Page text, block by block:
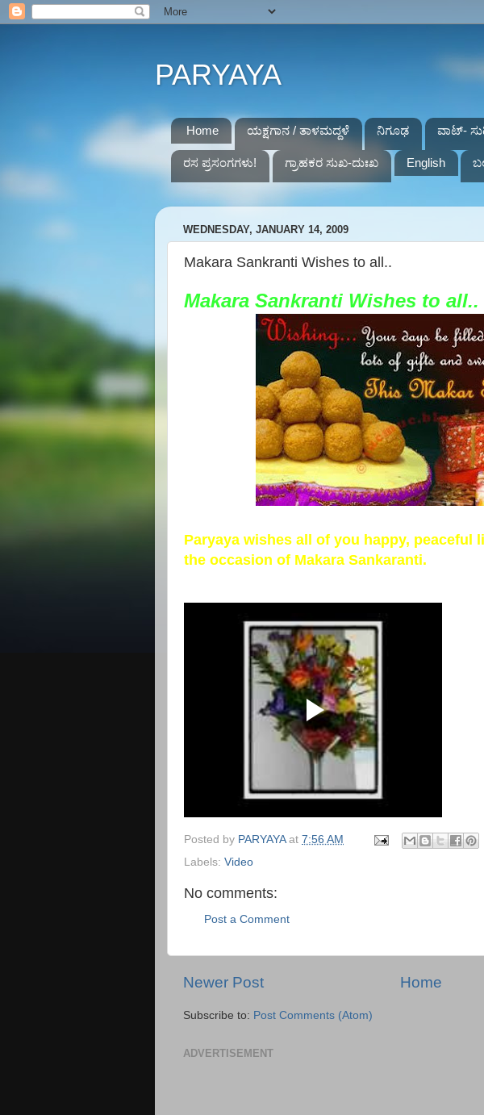
PARYAYA
Home ಯಕ್ಷಗಾನ / ತಾಳಮದ್ದಳೆ ನಿಗೂಢ ವಾಟ್-
ರಸ ಪ್ರಸಂಗಗಳು! ಗ್ರಾಹಕರ ಸುಖ-ದುಃಖ English
WEDNESDAY, JANUARY 14, 2009
Makara Sankranti Wishes to all..
Makara Sankranti Wishes to all..
Paryaya wishes all of you happy, peaceful
the occasion of Makara Sankaranti.
Posted by PARYAYA at 7:56 AM
Labels: Video
No comments:
Post a Comment
Newer Post Home
Subscribe to: Post Comments (Atom)
ADVERTISEMENT